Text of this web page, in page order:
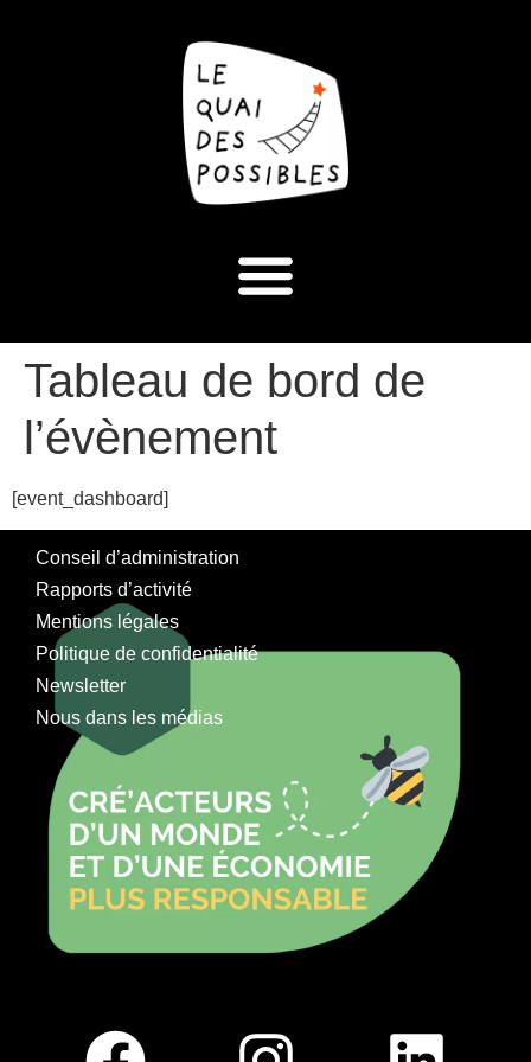
Tableau de bord de
l’évènement
[event_dashboard]
Conseil d’administration
Rapports d’activité
Mentions légales
Politique de confidentialité
Newsletter
Nous dans les médias